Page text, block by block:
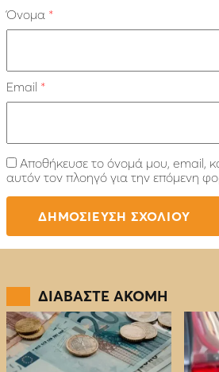
Όνομα *
Email *
Αποθήκευσε το όνομά μου, email,
αυτόν τον πλοηγό για την επόμενη
ΔΙΑΒΑΣΤΕ ΑΚΟΜΗ